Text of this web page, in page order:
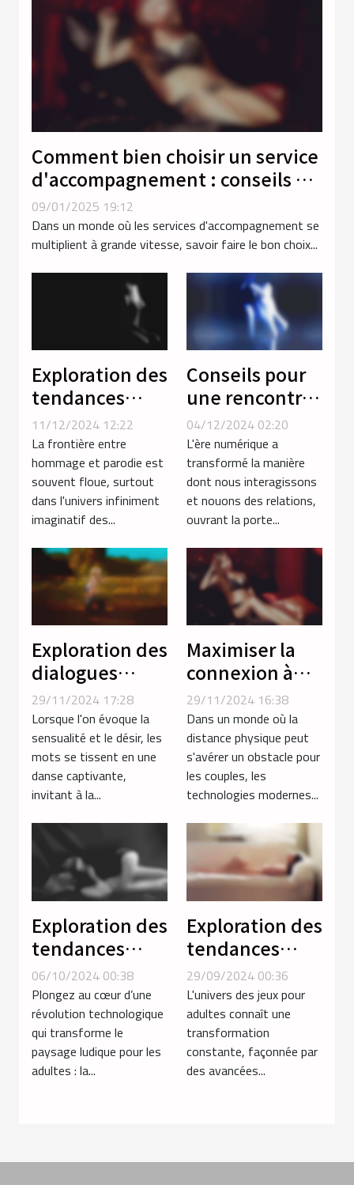
Comment bien choisir un service
d'accompagnement : conseils et
critères
09/01/2025 19:12
Dans un monde où les services d'accompagnement se
multiplient à grande vitesse, savoir faire le bon choix...
Exploration des
tendances
actuelles dans
les parodies
hentai de
séries animées
11/12/2024 12:22
La frontière entre
hommage et parodie est
souvent floue, surtout
dans l'univers infiniment
imaginatif des...
Conseils pour
une rencontre
sécurisée et
agréable en
ligne
04/12/2024 02:20
L'ère numérique a
transformé la manière
dont nous interagissons
et nouons des relations,
ouvrant la porte...
Exploration des
dialogues
érotiques avec
des femmes du
Maghreb
29/11/2024 17:28
Lorsque l'on évoque la
sensualité et le désir, les
mots se tissent en une
danse captivante,
invitant à la...
Maximiser la
connexion à
distance avec
des jouets
connectés
pour couples
29/11/2024 16:38
Dans un monde où la
distance physique peut
s'avérer un obstacle pour
les couples, les
technologies modernes...
Exploration des
tendances
émergentes
dans les jeux
pour adultes
en réalité
virtuelle
06/10/2024 00:38
Plongez au cœur d’une
révolution technologique
qui transforme le
paysage ludique pour les
adultes : la...
Exploration des
tendances
actuelles dans
les jeux porno
et hentai
29/09/2024 00:36
L'univers des jeux pour
adultes connaît une
transformation
constante, façonnée par
des avancées...